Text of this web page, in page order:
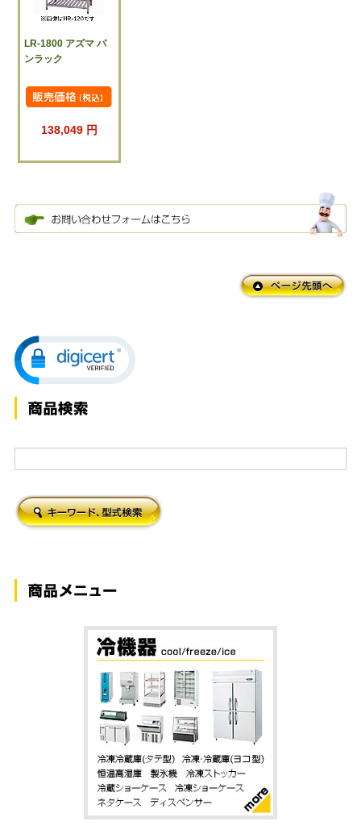
LR-1800 アズマ パ
ンラック
138,049 円